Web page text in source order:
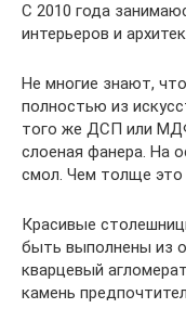
С 2010 года
интерьеров и
Не многие знают,
полностью из
того же ДСП или
слоеная фанера. На
смол. Чем толще
Красивые
быть выполнены из
кварцевый
камень